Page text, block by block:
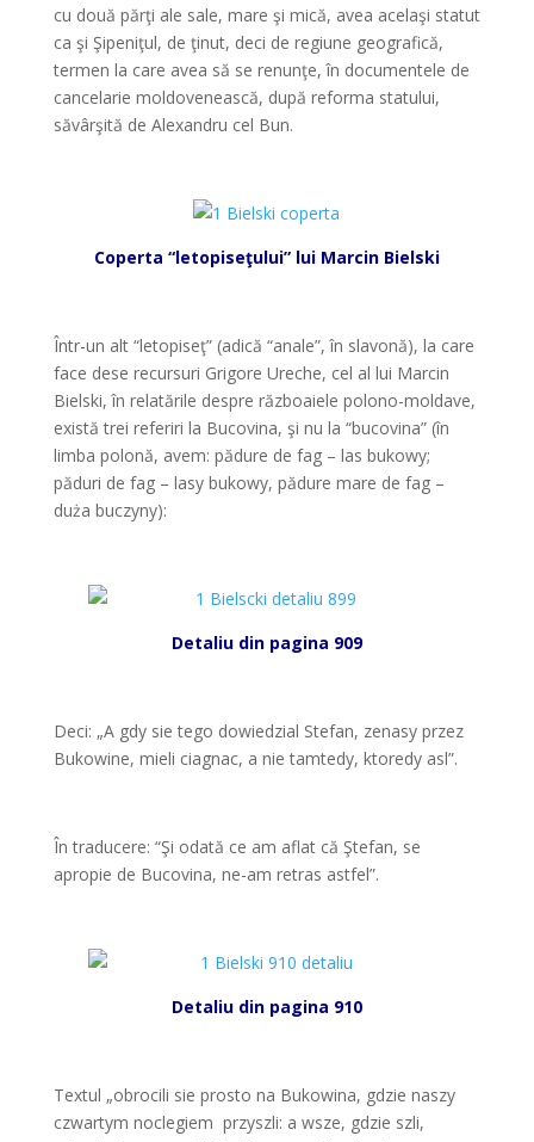
cu două părţi ale sale, mare şi mică, avea acelaşi statut
ca şi Şipeniţul, de ţinut, deci de regiune geografică,
termen la care avea să se renunţe, în documentele de
cancelarie moldovenească, după reforma statului,
săvârşită de Alexandru cel Bun.
Coperta “letopiseţului” lui Marcin Bielski
Într-un alt “letopiseţ” (adică “anale”, în slavonă), la care
face dese recursuri Grigore Ureche, cel al lui Marcin
Bielski, în relatările despre războaiele polono-moldave,
există trei referiri la Bucovina, şi nu la “bucovina” (în
limba polonă, avem: pădure de fag – las bukowy;
păduri de fag – lasy bukowy, pădure mare de fag –
duża buczyny):
Detaliu din pagina 909
Deci: „A gdy sie tego dowiedzial Stefan, zenasy przez
Bukowine, mieli ciagnac, a nie tamtedy, ktoredy asl”.
În traducere: “Şi odată ce am aflat că Ştefan, se
apropie de Bucovina, ne-am retras astfel”.
Detaliu din pagina 910
Textul „obrocili sie prosto na Bukowina, gdzie naszy
czwartym noclegiem przyszli: a wsze, gdzie szli,